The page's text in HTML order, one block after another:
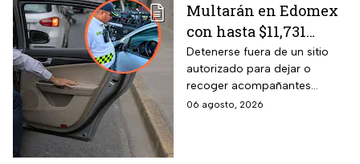
Multarán en Edomex
con hasta $11,731
pesos a todos los
conductores que
realicen esta práctica
tan común para subir
Detenerse fuera de un sitio
autorizado para dejar o
recoger acompañantes
puede salir carísimo en
06 agosto, 2026